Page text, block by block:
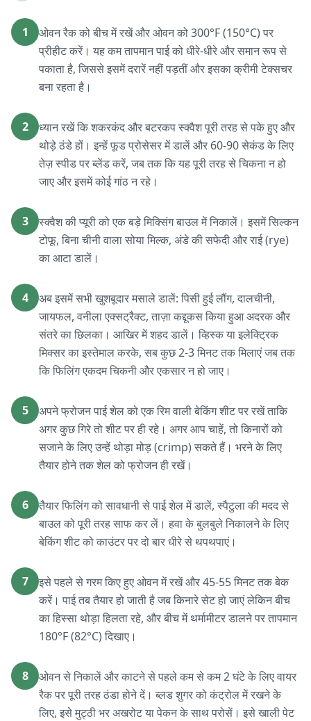
1
ओवन रैक को बीच में रखें और ओवन को 300°F (150°C) पर
प्रीहीट करें। यह कम तापमान पाई को धीरे-धीरे और समान रूप से
पकाता है, जिससे इसमें दरारें नहीं पड़तीं और इसका क्रीमी टेक्सचर
बना रहता है।
2
ध्यान रखें कि शकरकंद और बटरकप स्क्वैश पूरी तरह से पके हुए और
थोड़े ठंडे हों। इन्हें फूड प्रोसेसर में डालें और 60-90 सेकंड के लिए
तेज़ स्पीड पर ब्लेंड करें, जब तक कि यह पूरी तरह से चिकना न हो
जाए और इसमें कोई गांठ न रहे।
3
स्क्वैश की प्यूरी को एक बड़े मिक्सिंग बाउल में निकालें। इसमें सिल्कन
टोफू, बिना चीनी वाला सोया मिल्क, अंडे की सफेदी और राई (rye)
का आटा डालें।
4
अब इसमें सभी खुशबूदार मसाले डालें: पिसी हुई लौंग, दालचीनी,
जायफल, वनीला एक्सट्रैक्ट, ताज़ा कद्दूकस किया हुआ अदरक और
संतरे का छिलका। आखिर में शहद डालें। व्हिस्क या इलेक्ट्रिक
मिक्सर का इस्तेमाल करके, सब कुछ 2-3 मिनट तक मिलाएं जब तक
कि फिलिंग एकदम चिकनी और एकसार न हो जाए।
5
अपने फ्रोजन पाई शेल को एक रिम वाली बेकिंग शीट पर रखें ताकि
अगर कुछ गिरे तो शीट पर ही रहे। अगर आप चाहें, तो किनारों को
सजाने के लिए उन्हें थोड़ा मोड़ (crimp) सकते हैं। भरने के लिए
तैयार होने तक शेल को फ्रोजन ही रखें।
6
तैयार फिलिंग को सावधानी से पाई शेल में डालें, स्पैटुला की मदद से
बाउल को पूरी तरह साफ कर लें। हवा के बुलबुले निकालने के लिए
बेकिंग शीट को काउंटर पर दो बार धीरे से थपथपाएं।
7
इसे पहले से गरम किए हुए ओवन में रखें और 45-55 मिनट तक बेक
करें। पाई तब तैयार हो जाती है जब किनारे सेट हो जाएं लेकिन बीच
का हिस्सा थोड़ा हिलता रहे, और बीच में थर्मामीटर डालने पर तापमान
180°F (82°C) दिखाए।
8
ओवन से निकालें और काटने से पहले कम से कम 2 घंटे के लिए वायर
रैक पर पूरी तरह ठंडा होने दें। ब्लड शुगर को कंट्रोल में रखने के
लिए, इसे मुट्ठी भर अखरोट या पेकन के साथ परोसें। इसे खाली पेट